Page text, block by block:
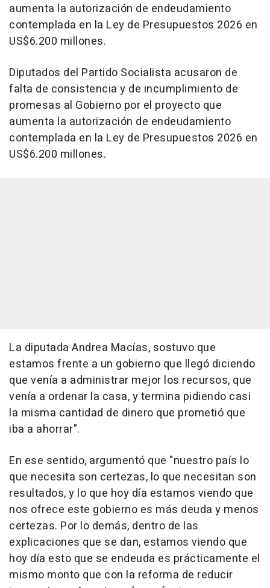
aumenta la autorización de endeudamiento
contemplada en la Ley de Presupuestos 2026 en
US$6.200 millones.
Diputados del Partido Socialista acusaron de
falta de consistencia y de incumplimiento de
promesas al Gobierno por el proyecto que
aumenta la autorización de endeudamiento
contemplada en la Ley de Presupuestos 2026 en
US$6.200 millones.
La diputada Andrea Macías, sostuvo que
estamos frente a un gobierno que llegó diciendo
que venía a administrar mejor los recursos, que
venía a ordenar la casa, y termina pidiendo casi
la misma cantidad de dinero que prometió que
iba a ahorrar".
En ese sentido, argumentó que "nuestro país lo
que necesita son certezas, lo que necesitan son
resultados, y lo que hoy día estamos viendo que
nos ofrece este gobierno es más deuda y menos
certezas. Por lo demás, dentro de las
explicaciones que se dan, estamos viendo que
hoy día esto que se endeuda es prácticamente el
mismo monto que con la reforma de reducir